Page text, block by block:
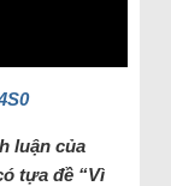
luận của
tựa đề “Vì